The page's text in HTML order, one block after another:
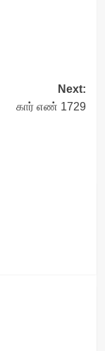
Next:
கார் எண் 1729